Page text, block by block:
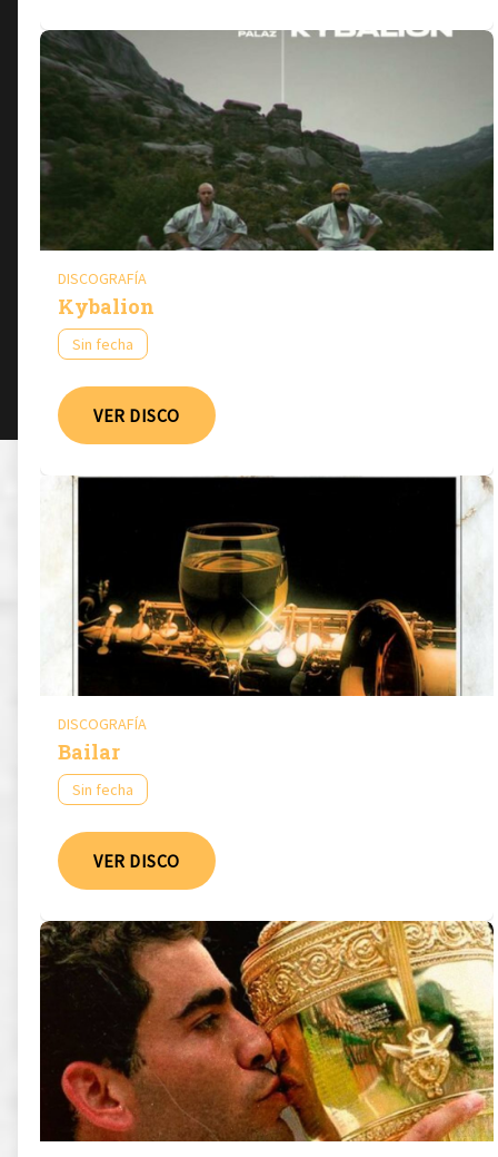
DISCOGRAFÍA
Kybalion
Sin fecha
VER DISCO
DISCOGRAFÍA
Bailar
Sin fecha
VER DISCO